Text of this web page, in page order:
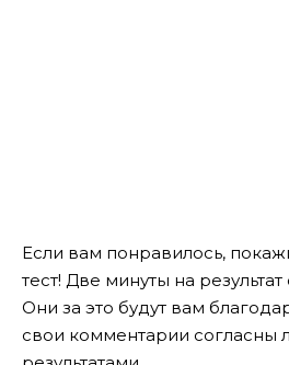
Если вам понравилось,
тест! Две минуты на
Они за это будут вам
свои комментарии согласны